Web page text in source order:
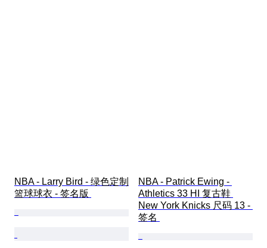
NBA - Larry Bird - 绿色定制
篮球球衣 - 签名版
NBA - Patrick Ewing -
Athletics 33 HI 复古鞋
New York Knicks 尺码 13 -
签名